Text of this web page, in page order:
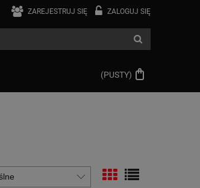
ZAREJESTRUJ SIĘ ZALOGUJ SIĘ
(PUSTY)